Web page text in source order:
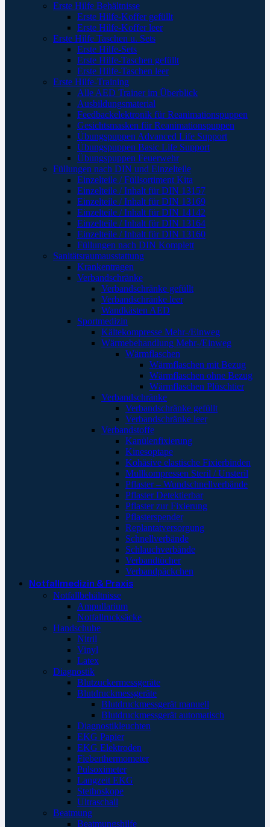
Erste Hilfe Behältnisse
Erste Hilfe-Koffer gefüllt
Erste Hilfe-Koffer leer
Erste Hilfe Taschen u. Sets
Erste Hilfe-Sets
Erste Hilfe-Taschen gefüllt
Erste Hilfe-Taschen leer
Erste Hilfe-Training
Alle AED Trainer im Überblick
Ausbildungsmaterial
Feedbackelektronik für Reanimationspuppen
Gesichtsmasken für Reanimationspuppen
Übungspuppen Advanced Life Support
Übungspuppen Basic Life Support
Übungspuppen Feuerwehr
Füllungen nach DIN und Einzelteile
Einzelteile / Füllsortiment Kita
Einzelteile / Inhalt für DIN 13157
Einzelteile / Inhalt für DIN 13169
Einzelteile / Inhalt für DIN 14142
Einzelteile / Inhalt für DIN 13164
Einzelteile / Inhalt für DIN 13160
Füllungen nach DIN Komplett
Sanitätsraumausstattung
Krankentragen
Verbandschränke
Verbandschränke gefüllt
Verbandschränke leer
Wandkästen AED
Sportmedizin
Kältekompresse Mehr-/Einweg
Wärmebehandlung Mehr-/Einweg
Wärmflaschen
Wärmflaschen mit Bezug
Wärmflaschen ohne Bezug
Wärmflaschen Plüschtier
Verbandschränke
Verbandschränke gefüllt
Verbandschränke leer
Verbandstoffe
Kanülenfixierung
Kinesoptape
Kohäsive elastische Fixierbinden
Mullkompressen Steril / Unsteril
Pflaster – Wundschnellverbände
Pflaster Detektierbar
Pflaster zur Fixierung
Pflasterspender
Replantatversorgung
Schnellverbände
Schlauchverbände
Verbandtücher
Verbandpäckchen
Notfallmedizin & Praxis
Notfallbehältnisse
Ampullarium
Notfallrucksäcke
Handschuhe
Nitril
Vinyl
Latex
Diagnostik
Blutzuckermessgeräte
Blutdruckmessgeräte
Blutdruckmessgerät manuell
Blutdruckmessgerät automatisch
Diagnostikleuchten
EKG Papier
EKG Elektroden
Fieberthermometer
Pulsoximeter
Langzeit EKG
Stethoskope
Ultraschall
Beatmung
Beatmungshilfe